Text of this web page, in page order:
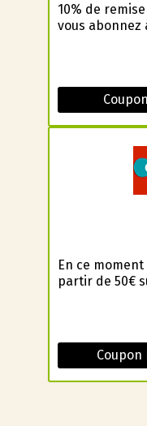
10% de
vous abonnez
En ce
partir de 50€
Coupon